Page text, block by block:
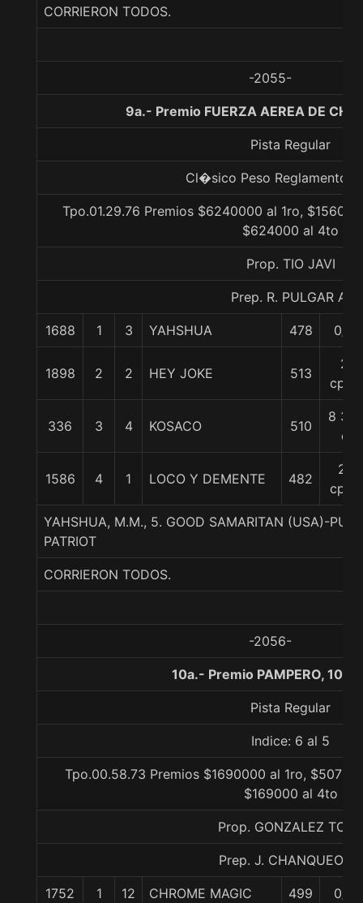
CORRIERON TODOS.
-2055-
9a.- Premio FUERZA AEREA DE
Pista Regular
Cl�sico Peso Reglamento
Tpo.01.29.76 Premios $6240000 al 1ro,
$624000 al 4to
Prop. TIO JAVI
Prep. R. PULGAR A.
1688 1 3 YAHSHUA 478 0/0
1898 2 2 HEY JOKE 513
2
cpos
336 3 4 KOSACO 510
8 3/4
c
1586 4 1 LOCO Y DEMENTE 482
21
cpos
YAHSHUA, M.M., 5. GOOD SAMARITAN (USA)-
PATRIOT
CORRIERON TODOS.
-2056-
10a.- Premio PAMPERO,
Pista Regular
Indice: 6 al 5
Tpo.00.58.73 Premios $1690000 al 1ro,
$169000 al 4to
Prop. GONZALEZ TORO
Prep. J. CHANQUEO M.
1752 1 12 CHROME MAGIC 499 0/0